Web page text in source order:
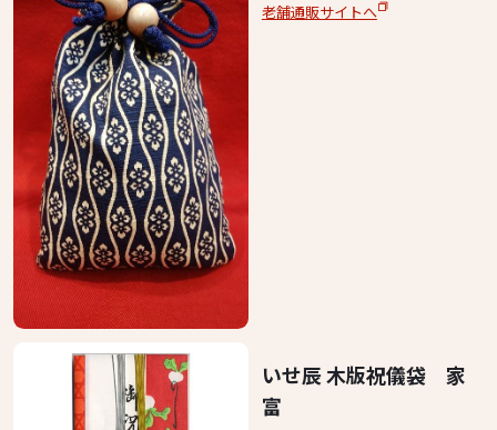
老舗通販サイトへ
いせ辰 木版祝儀袋 家
富